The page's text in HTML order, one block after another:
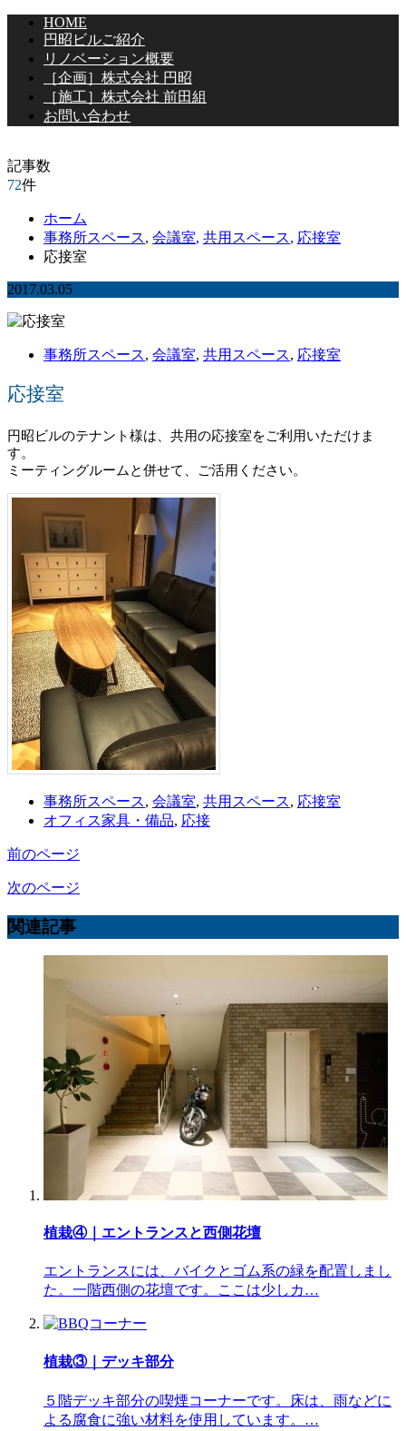
HOME
円昭ビルご紹介
リノベーション概要
［企画］株式会社 円昭
［施工］株式会社 前田組
お問い合わせ
記事数
72件
ホーム
事務所スペース, 会議室, 共用スペース, 応接室
応接室
2017.03.05
事務所スペース, 会議室, 共用スペース, 応接室
応接室
円昭ビルのテナント様は、共用の応接室をご利用いただけま
す。
ミーティングルームと併せて、ご活用ください。
事務所スペース, 会議室, 共用スペース, 応接室
オフィス家具・備品, 応接
前のページ
次のページ
関連記事
植栽④｜エントランスと西側花壇
エントランスには、バイクとゴム系の緑を配置しまし
た。一階西側の花壇です。ここは少しカ…
植栽③｜デッキ部分
５階デッキ部分の喫煙コーナーです。床は、雨などに
よる腐食に強い材料を使用しています。…